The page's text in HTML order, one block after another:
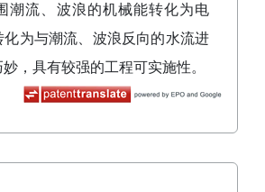
潮流、波浪的机械能转化为电
化为与潮流、波浪反向的水流进
，具有较强的工程可实施性。